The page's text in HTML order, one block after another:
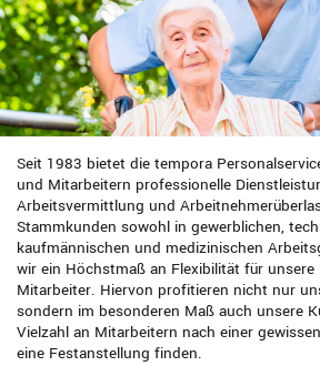
Seit 1983 bietet die tempora
und Mitarbeitern professionelle
Arbeitsvermittlung und
Stammkunden sowohl in gewerblichen,
kaufmännischen und medizinischen
wir ein Höchstmaß an Flexibilität für unsere
Mitarbeiter. Hiervon profitieren nicht nur
sondern im besonderen Maß auch unsere
Vielzahl an Mitarbeitern nach einer
eine Festanstellung finden.